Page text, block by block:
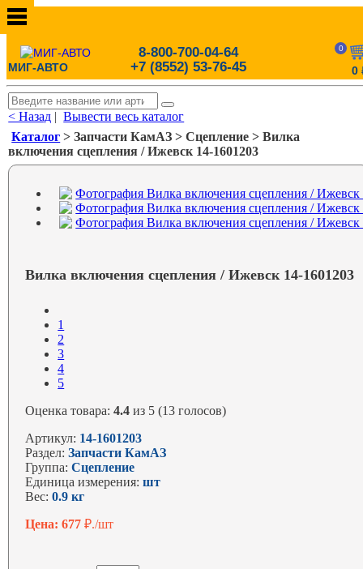
МИГ-АВТО
8-800-700-04-64
+7 (8552) 53-76-45
0
0
< Назад |Вывести весь каталог
Каталог > Запчасти КамАЗ > Сцепление > Вилка
включения сцепления / Ижевск 14-1601203
Вилка включения сцепления / Ижевск 14-1601203
1
2
3
4
5
Оценка товара:4.4 из 5 (13 голосов)
Артикул: 14-1601203
Раздел:Запчасти КамАЗ
Группа:Сцепление
Единица измерения:шт
Вес:0.9 кг
Цена: 677₽./шт